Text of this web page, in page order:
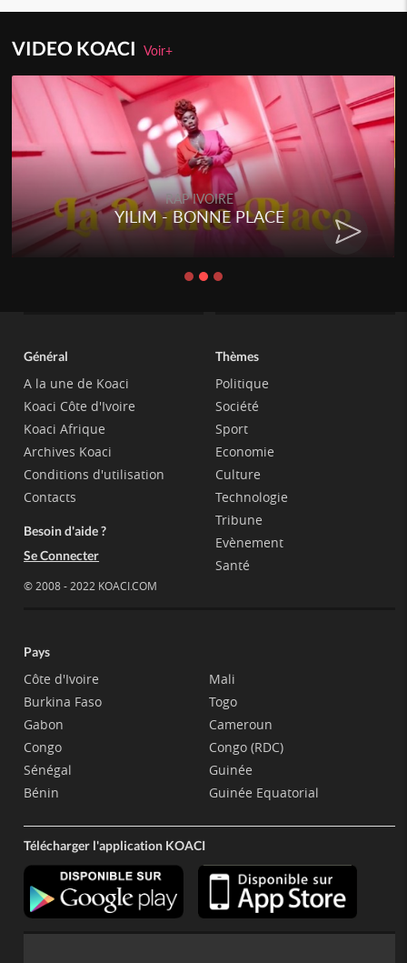
VIDEO KOACIVoir+
RAP IVOIRE
YILIM - BONNE PLACE
Général
A la une de Koaci
Koaci Côte d'Ivoire
Koaci Afrique
Archives Koaci
Conditions d'utilisation
Contacts
Besoin d'aide ?
Se Connecter
© 2008 - 2022 KOACI.COM
Thèmes
Politique
Société
Sport
Economie
Culture
Technologie
Tribune
Evènement
Santé
Pays
Côte d'Ivoire
Burkina Faso
Gabon
Congo
Sénégal
Bénin
Mali
Togo
Cameroun
Congo (RDC)
Guinée
Guinée Equatorial
Télécharger l'application KOACI